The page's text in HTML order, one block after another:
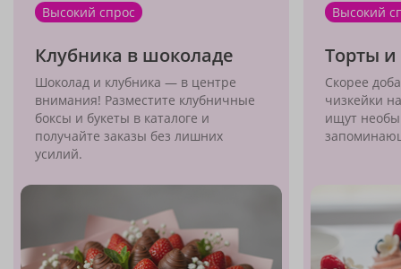
Высокий спрос
Клубника в шоколаде
Шоколад и клубника — в центре
внимания! Разместите клубничные
боксы и букеты в каталоге и
получайте заказы без лишних
усилий.
Высокий
Торты
Скорее
чизкейки
ищут